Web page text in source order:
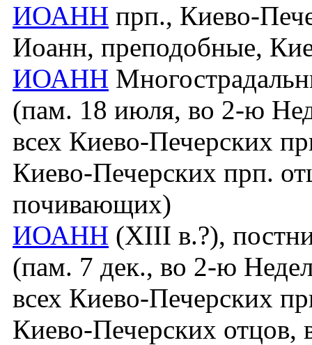
ИОАНН прп., Киево-
Иоанн, преподобные,
ИОАНН
(пам. 18 июля, во 2-ю
всех Киево-Печерских
Киево-Печерских прп.
почивающих)
ИОАНН (XIII в.?),
(пам. 7 дек., во 2-ю
всех Киево-Печерских
Киево-Печерских